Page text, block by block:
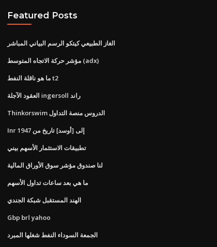
Featured Posts
الغاز الطبيعي كيتكو الرسم البياني المباشر
مؤشر حركة الاتجاه المتوسط ​​(adx)
ما هو ناقلة النفط t2
العقود الآجلة ingersoll راند
Thinkorswim الدروس منصة التداول
Inr إلى [أوسد] تاريخ من 1947
تطبيقات الاستثمار الأسهم بيني
لنا صندوق مؤشر سوق الأوراق المالية
ما هي بعد ساعات تداول الأسهم
الهند المستقبل شبكة الجندي
Gbp brl yahoo
الجمعة السوداء النفط شغلها المبرد